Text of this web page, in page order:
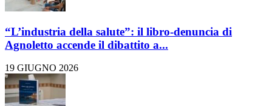
“L’industria della salute”: il libro-denuncia di
Agnoletto accende il dibattito a...
19 GIUGNO 2026